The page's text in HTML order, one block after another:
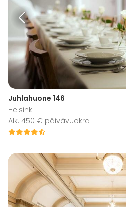
Juhlahuone 146
Helsinki
Alk. 450 € päivävuokra